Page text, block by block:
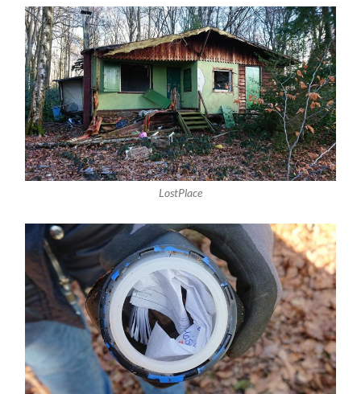
LostPlace